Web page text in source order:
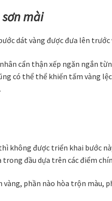
mài
dát vàng được đưa lên
cẩn thận xếp ngăn ngắn
có thể thể khiến tấm vàng
không được triển khai bước
đầu dựa trên các điểm
phần nào hòa trộn